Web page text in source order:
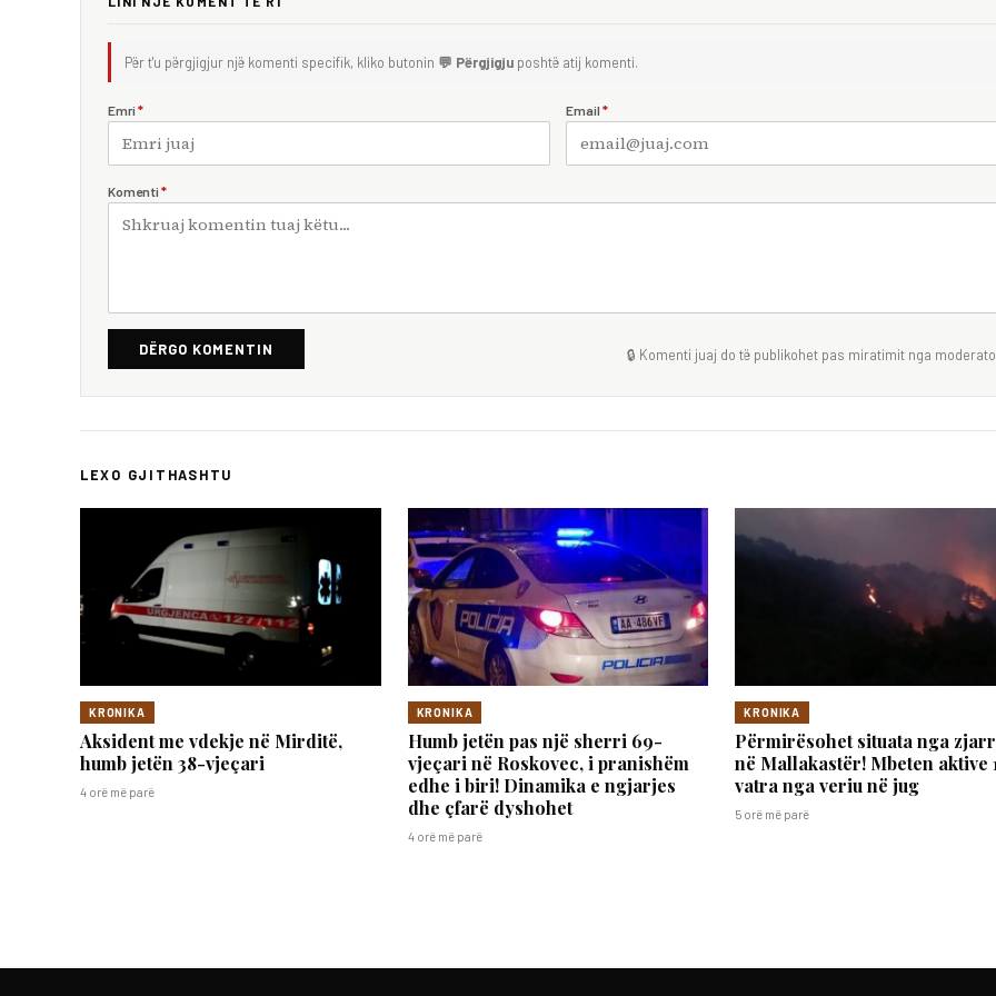
Për t'u përgjigjur një komenti specifik, kliko butonin 💬 Përgjigju poshtë atij komenti.
Emri * Email *
Komenti *
DËRGO KOMENTIN 🔒 Komenti juaj do të publikohet pas miratimit nga
LEXO GJITHASHTU
KRONIKA
Aksident me vdekje në Mirditë,
humb jetën 38-vjeçari
4 orë më parë
KRONIKA
Humb jetën pas një sherri 69-
vjeçari në Roskovec, i pranishëm
edhe i biri! Dinamika e ngjarjes
dhe çfarë dyshohet
4 orë më parë
KRONIKA
Përmirësohet situata nga
në Mallakastër! Mbeten aktive
vatra nga veriu në jug
5 orë më parë